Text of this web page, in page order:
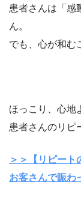
患者さんは「感
ん。
でも、心が和む
ほっこり、心地
患者さんのリピ
＞＞【リピート
お客さんで賑わ